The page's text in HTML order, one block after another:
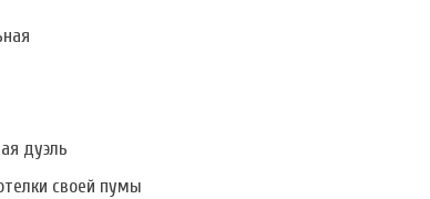
Дениса
дуэль
своей пумы